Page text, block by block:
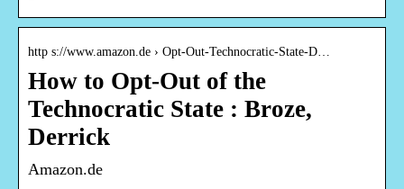
http s://www.amazon.de › Opt-Out-Technocratic-State-D…
How to Opt-Out of the
Technocratic State : Broze,
Derrick
Amazon.de